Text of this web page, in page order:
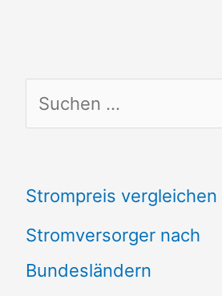
u
h
e
n
Strompreis vergleichen
Stromversorger nach
Bundesländern